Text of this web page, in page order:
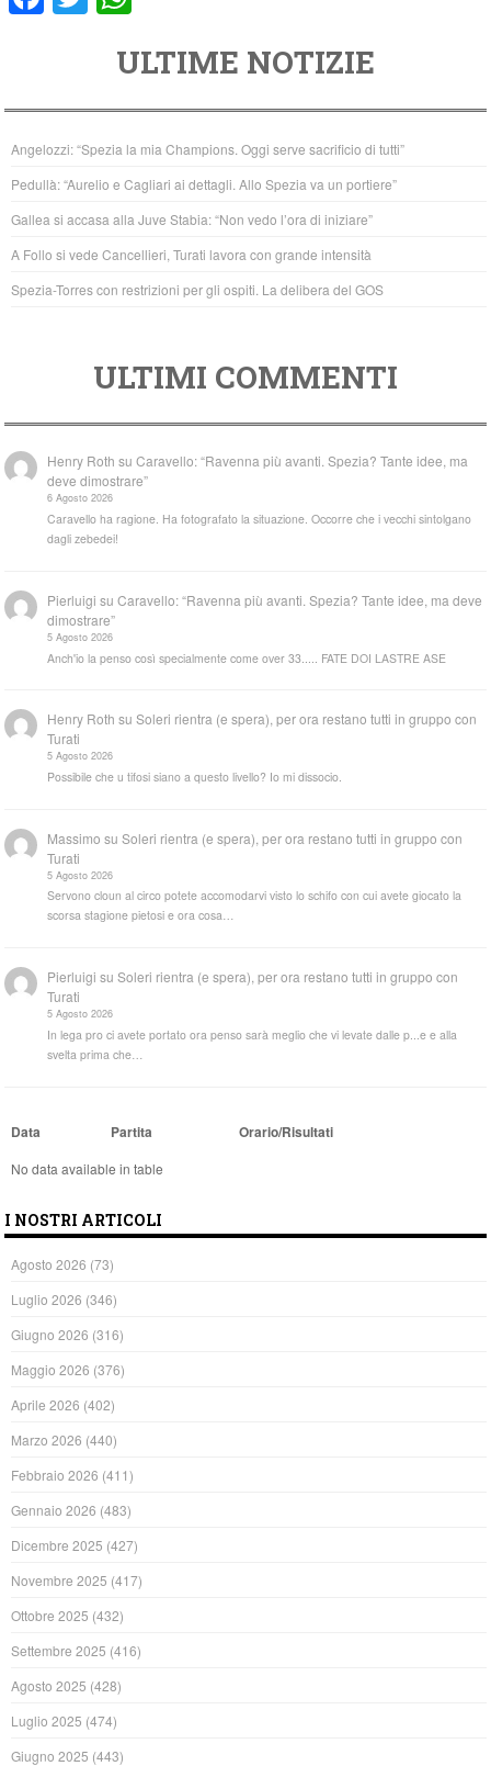
a
e
b
o
o
k
wi
er
at
s
A
p
p
ULTIME NOTIZIE
Angelozzi: “Spezia la mia Champions. Oggi serve sacrificio di tutti”
Pedullà: “Aurelio e Cagliari ai dettagli. Allo Spezia va un portiere”
Gallea si accasa alla Juve Stabia: “Non vedo l’ora di iniziare”
A Follo si vede Cancellieri, Turati lavora con grande intensità
Spezia-Torres con restrizioni per gli ospiti. La delibera del GOS
ULTIMI COMMENTI
Henry Roth suCaravello: “Ravenna più avanti. Spezia? Tante idee, ma
deve dimostrare”
6 Agosto 2026
Caravello ha ragione. Ha fotografato la situazione. Occorre che i vecchi sintolgano
dagli zebedei!
Pierluigi suCaravello: “Ravenna più avanti. Spezia? Tante idee, ma deve
dimostrare”
5 Agosto 2026
Anch'io la penso così specialmente come over 33..... FATE DOI LASTRE ASE
Henry Roth suSoleri rientra (e spera), per ora restano tutti in gruppo con
Turati
5 Agosto 2026
Possibile che u tifosi siano a questo livello? Io mi dissocio.
Massimo suSoleri rientra (e spera), per ora restano tutti in gruppo con
Turati
5 Agosto 2026
Servono cloun al circo potete accomodarvi visto lo schifo con cui avete giocato la
scorsa stagione pietosi e ora cosa…
Pierluigi suSoleri rientra (e spera), per ora restano tutti in gruppo con
Turati
5 Agosto 2026
In lega pro ci avete portato ora penso sarà meglio che vi levate dalle p...e e alla
svelta prima che…
Data Partita Orario/Risultati
No data available in table
I NOSTRI ARTICOLI
Agosto 2026 (73)
Luglio 2026 (346)
Giugno 2026 (316)
Maggio 2026 (376)
Aprile 2026 (402)
Marzo 2026 (440)
Febbraio 2026 (411)
Gennaio 2026 (483)
Dicembre 2025 (427)
Novembre 2025 (417)
Ottobre 2025 (432)
Settembre 2025 (416)
Agosto 2025 (428)
Luglio 2025 (474)
Giugno 2025 (443)